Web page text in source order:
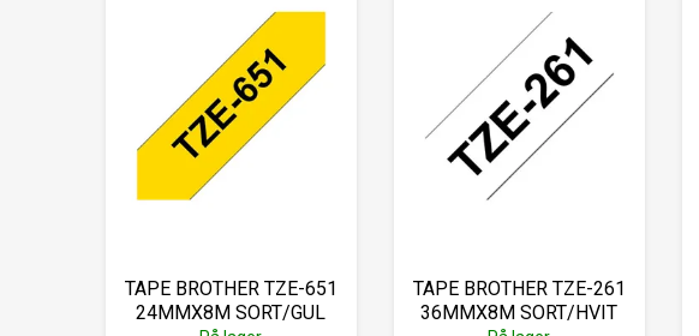
TAPE BROTHER TZE-651
24MMX8M SORT/GUL
TAPE BROTHER TZE-261
36MMX8M SORT/HVIT